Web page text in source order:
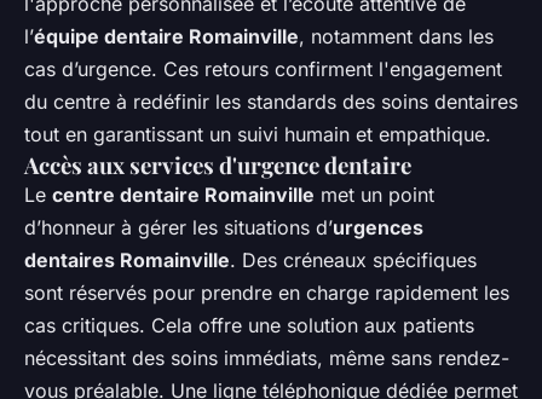
l’équipe dentaire Romainville, notamment dans les
cas d’urgence. Ces retours confirment l'engagement
du centre à redéfinir les standards des soins dentaires
tout en garantissant un suivi humain et empathique.
Accès aux services d'urgence dentaire
Le centre dentaire Romainville met un point
d’honneur à gérer les situations d’urgences
dentaires Romainville. Des créneaux spécifiques
sont réservés pour prendre en charge rapidement les
cas critiques. Cela offre une solution aux patients
nécessitant des soins immédiats, même sans rendez-
vous préalable. Une ligne téléphonique dédiée permet